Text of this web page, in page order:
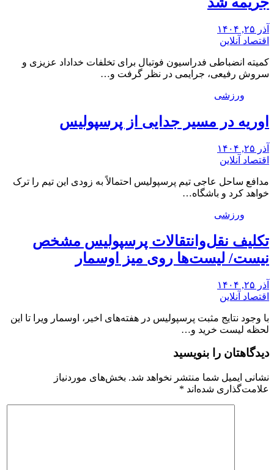
آذر ۲۵, ۱۴۰۴
اقتصاد آنلاین
کمیته انضباطی فدراسیون فوتبال برای تخلفات خداداد عزیزی و
سروش رفیعی، جرایمی در نظر گرفت و…
ورزشی
اوریه در مسیر جدایی از پرسپولیس
آذر ۲۵, ۱۴۰۴
اقتصاد آنلاین
مدافع ساحل عاجی تیم پرسپولیس احتمالاً به زودی این تیم را ترک
خواهد کرد و باشگاه…
ورزشی
تکلیف نقل‌وانتقالات پرسپولیس مشخص
نیست/ لیست‌ها روی میز اوسمار
آذر ۲۵, ۱۴۰۴
اقتصاد آنلاین
با وجود نتایج مثبت پرسپولیس در هفته‌های اخیر، اوسمار ویرا تا این
لحظه لیست خرید و…
دیدگاهتان را بنویسید
نشانی ایمیل شما منتشر نخواهد شد. بخش‌های موردنیاز
علامت‌گذاری شده‌اند *